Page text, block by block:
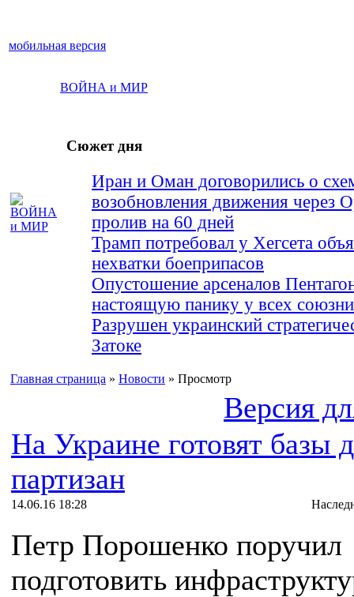
мобильная версия
ВОЙНА и МИР
Сюжет дня
Иран и Оман договорились о
возобновления движения через
пролив на 60 дней
Трамп потребовал у Хегсета
нехватки боеприпасов
Опустошение арсеналов
настоящую панику у всех
Разрушен украинский
Затоке
Главная страница » Новости » Просмотр
Версия
На Украине готовят базы
партизан
14.06.16 18:28
Петр Порошенко поручил
подготовить